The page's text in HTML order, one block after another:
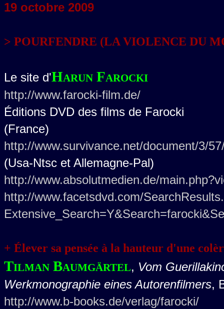
19 octobre 2009
> POURFENDRE (LA VIOLENCE DU
Le site d'Harun Farocki
http://www.farocki-film.de/
Éditions DVD des films de Farocki
(France)
http://www.survivance.net/document/3/
(Usa-Ntsc et Allemagne-Pal)
http://www.absolutmedien.de/
http://www.facetsdvd.com/
+ Élever sa pensée à la hauteur d'une
Tilman Baumgärtel, Vom
Werkmonographie eines Autorenfilmers,
http://www.b-books.de/verlag/farocki/